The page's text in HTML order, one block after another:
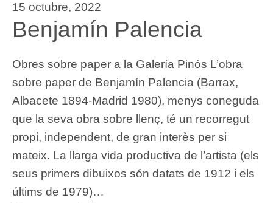
15 octubre, 2022
Benjamín Palencia
Obres sobre paper a la Galería Pinós L’obra
sobre paper de Benjamín Palencia (Barrax,
Albacete 1894-Madrid 1980), menys coneguda
que la seva obra sobre llenç, té un recorregut
propi, independent, de gran interès per si
mateix. La llarga vida productiva de l’artista (els
seus primers dibuixos són datats de 1912 i els
últims de 1979)…